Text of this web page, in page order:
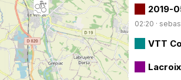
2019-
02:20 ·
VTT